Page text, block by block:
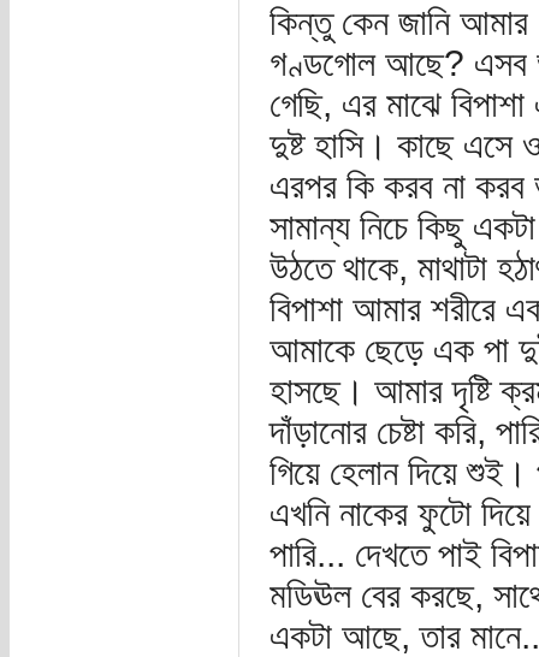
কিন্তু কেন জানি
গণ্ডগোল আছে? এসব
গেছি, এর মাঝে
দুষ্ট হাসি। কাছে
এরপর কি করব না করব
সামান্য নিচে কিছু
উঠতে থাকে, মাথাটা
বিপাশা আমার শরীরে
আমাকে ছেড়ে এক পা
হাসছে। আমার দৃষ্টি
দাঁড়ানোর চেষ্টা করি,
গিয়ে হেলান দিয়ে
এখনি নাকের ফুটো
পারি... দেখতে পাই
মডিঊল বের করছে,
একটা আছে, তার